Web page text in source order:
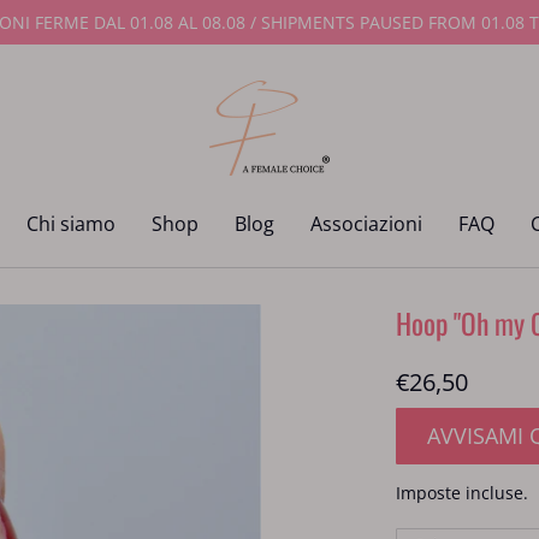
FERME DAL 01.08 AL 08.08 / SHIPMENTS PAUSED FROM 01.08
FAQ Contatti
Chi siamo Shop Blog Associazioni FAQ
Hoop "Oh my
€26,50
AVVISAMI
Imposte incluse.